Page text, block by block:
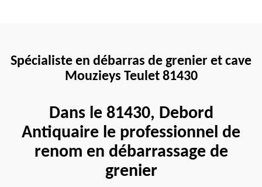
Spécialiste en débarras de grenier et cave
Mouzieys Teulet 81430
Dans le 81430, Debord
Antiquaire le professionnel de
renom en débarrassage de
grenier